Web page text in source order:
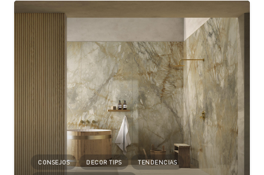
CONSEJOS DECOR TIPS TENDENCIAS